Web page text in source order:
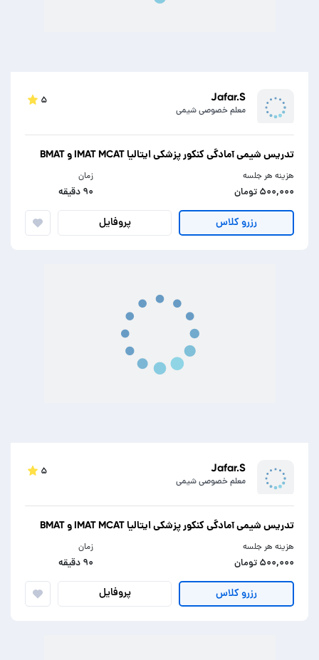
Jafar.S
معلم خصوصی شیمی
۵
تدریس شیمی آمادگی کنکور پزشکی ایتالیا IMAT MCAT و BMAT
هزینه هر جلسه
۵۰۰,۰۰۰ تومان
زمان
۹۰ دقیقه
رزرو کلاس پروفایل
Jafar.S
معلم خصوصی شیمی
۵
تدریس شیمی آمادگی کنکور پزشکی ایتالیا IMAT MCAT و BMAT
هزینه هر جلسه
۵۰۰,۰۰۰ تومان
زمان
۹۰ دقیقه
رزرو کلاس پروفایل